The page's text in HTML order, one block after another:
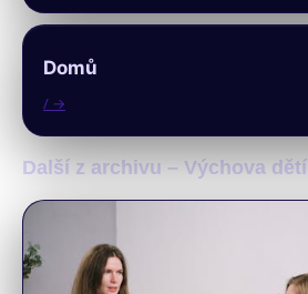
Domů
/ →
Další z archivu – Výchova dětí